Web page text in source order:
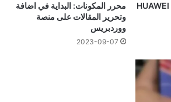
محرر المكونات: البداية في اضافة
وتحرير المقالات على منصة
ووردبريس
2023-09-07